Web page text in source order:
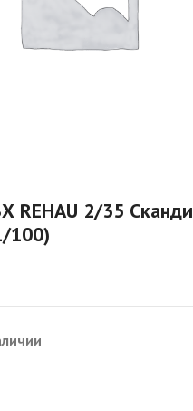
REHAU 2/35 Сканди
100)